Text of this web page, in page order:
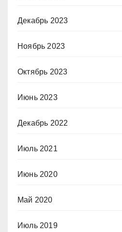
Декабрь 2023
Ноябрь 2023
Октябрь 2023
Июнь 2023
Декабрь 2022
Июль 2021
Июнь 2020
Май 2020
Июль 2019